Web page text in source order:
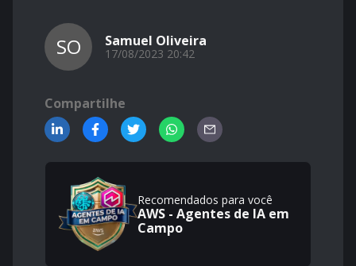
SO Samuel Oliveira
17/08/2023 20:42
Compartilhe
Recomendados para você
AWS - Agentes de IA em
Campo